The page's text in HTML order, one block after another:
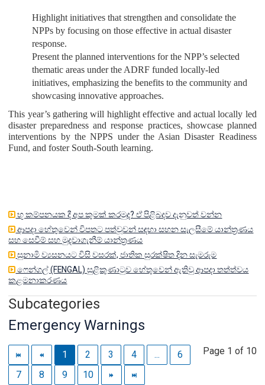
Highlight initiatives that strengthen and consolidate the
NPPs by focusing on those effective in actual disaster
response.
Present the planned interventions for the NPP’s selected
thematic areas under the ADRF funded locally-led
initiatives, emphasizing the benefits to the community and
showcasing innovative approaches.
This year’s gathering will highlight effective and actual locally led
disaster preparedness and response practices, showcase planned
interventions by the NPPS under the Asian Disaster Readiness
Fund, and foster South-South learning.
භූ කම්පනයක දී අප කුමක් කරමුද? ඒ පිළිබදව දැනුවත් වන්න
ආපදා හේතුවෙන් විපතට පත්වූවන් සඳහා සහන සැලසීමේ යාන්ත්‍රණය
සහ සෙවීම් සහ මුදවාගැනීම් යාන්ත්‍රණය
සුනාමි ව්‍යසනයට විසි වසරක්, ජාතික සුරක්ෂිත දින සැමරුම
ෆෙන්ගල් (FENGAL) සුළිකුණාටුව හේතුවෙන් ඇතිවු ආපදා තත්ත්වය
කළමනාකරණය
Subcategories
Emergency Warnings
Page 1 of 10
1 2 3 4 ...
6
7
8 9 10